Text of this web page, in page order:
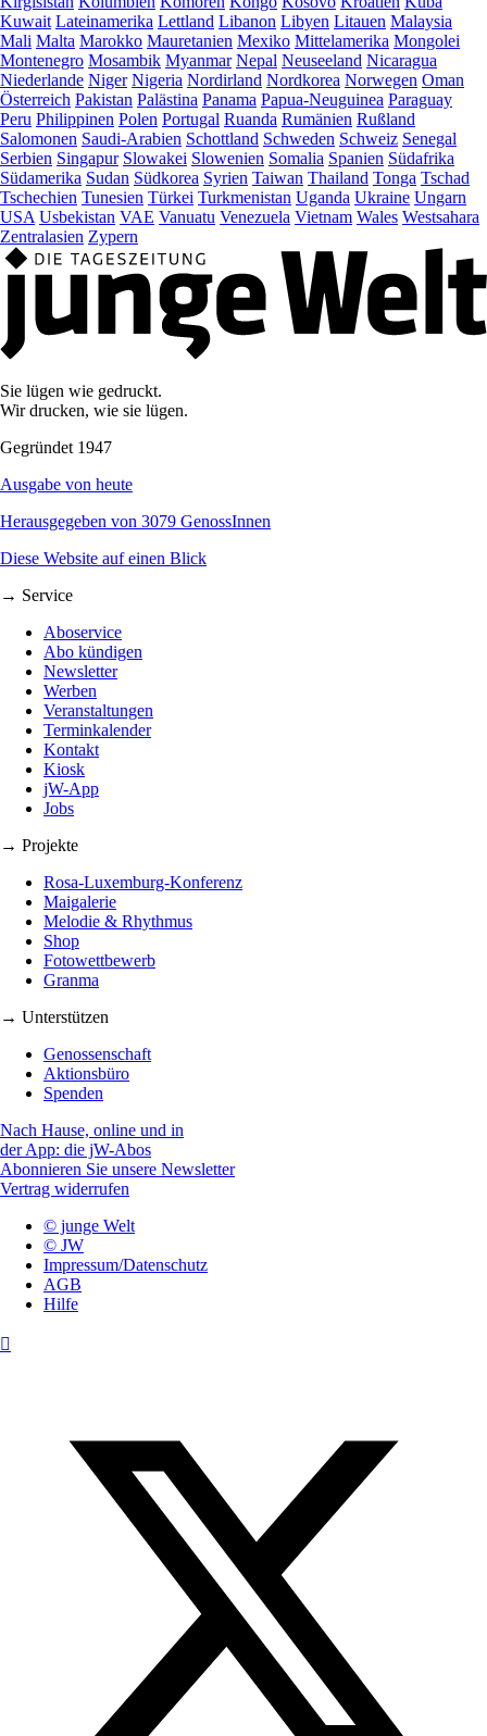
Kuwait Lateinamerika Lettland Libanon Libyen Litauen Malaysia
Mali Malta Marokko Mauretanien Mexiko Mittelamerika Mongolei
Montenegro Mosambik Myanmar Nepal Neuseeland Nicaragua
Niederlande Niger Nigeria Nordirland Nordkorea Norwegen Oman
Österreich Pakistan Palästina Panama Papua-Neuguinea Paraguay
Peru Philippinen Polen Portugal Ruanda Rumänien Rußland
Salomonen Saudi-Arabien Schottland Schweden Schweiz Senegal
Serbien Singapur Slowakei Slowenien Somalia Spanien Südafrika
Südamerika Sudan Südkorea Syrien Taiwan Thailand Tonga Tschad
Tschechien Tunesien Türkei Turkmenistan Uganda Ukraine Ungarn
USA Usbekistan VAE Vanuatu Venezuela Vietnam Wales Westsahara
Zentralasien Zypern
Sie lügen wie gedruckt.
Wir drucken, wie sie lügen.
Gegründet 1947
Ausgabe von heute
Herausgegeben von 3079 GenossInnen
Diese Website auf einen Blick
→ Service
Aboservice
Abo kündigen
Newsletter
Werben
Veranstaltungen
Terminkalender
Kontakt
Kiosk
jW-App
Jobs
→ Projekte
Rosa-Luxemburg-Konferenz
Maigalerie
Melodie & Rhythmus
Shop
Fotowettbewerb
Granma
→ Unterstützen
Genossenschaft
Aktionsbüro
Spenden
Nach Hause, online und in
der App: die jW-Abos
Abonnieren Sie unsere Newsletter
Vertrag widerrufen
© junge Welt
© JW
Impressum/Datenschutz
AGB
Hilfe